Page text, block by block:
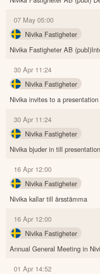
07 May 05:00
Nivika Fastigheter
Nivika Fastigheter AB
30 Apr 11:24
Nivika Fastigheter
Nivika invites to a
30 Apr 11:24
Nivika Fastigheter
Nivika bjuder in till
16 Apr 12:00
Nivika Fastigheter
Nivika kallar till årsstämma
16 Apr 12:00
Nivika Fastigheter
Annual General Meeting in
01 Apr 14:52